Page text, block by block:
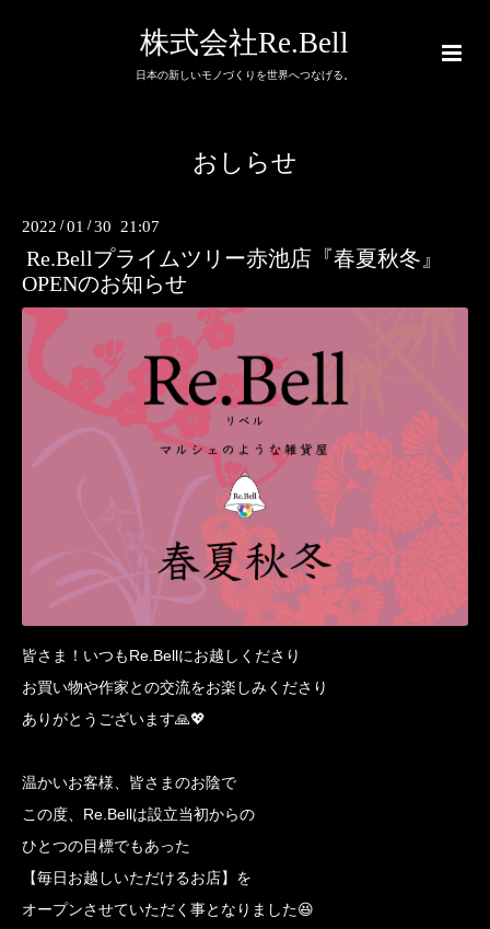
株式会社Re.Bell
日本の新しいモノづくりを世界へつなげる。
おしらせ
2022 /01 /30 21:07
Re.Bellプライムツリー赤池店『春夏秋冬』
OPENのお知らせ
皆さま！いつもRe.Bellにお越しくださり
お買い物や作家との交流をお楽しみくださり
ありがとうございます🙏💖
温かいお客様、皆さまのお陰で
この度、Re.Bellは設立当初からの
ひとつの目標でもあった
【毎日お越しいただけるお店】を
オープンさせていただく事となりました😆